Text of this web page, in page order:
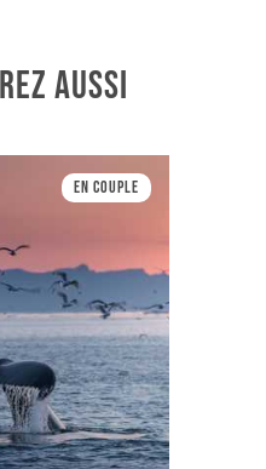
AUSSI
En couple